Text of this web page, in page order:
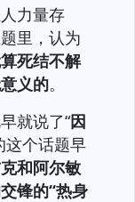
力量存
里，认为
死结不解
义的。
就说了“因
这个话题早
和阿尔敏
锋的“热身